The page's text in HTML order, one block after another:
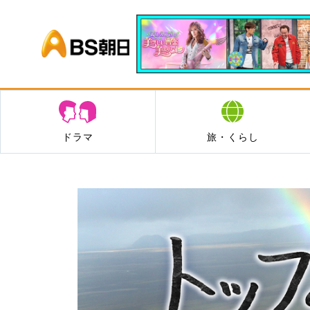
BS朝日
ドラマ 旅・くらし